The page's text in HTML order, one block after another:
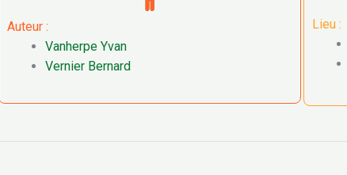
Auteur :
Vanherpe Yvan
Vernier Bernard
Lieu :